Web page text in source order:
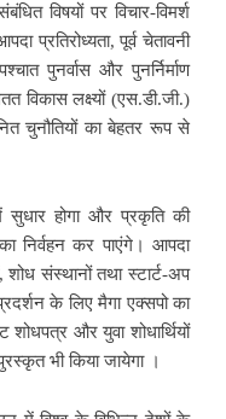
विषयों पर विचार-विमर्श
प्रतिरोध्यता, पूर्व चेतावनी
पुनर्वास और पुनर्निर्माण
विकास लक्ष्यों (एस.डी.जी.)
चुनौतियों का बेहतर रूप से
सुधार होगा और प्रकृति की
निर्वहन कर पाएंगे। आपदा
शोध संस्थानों तथा स्टार्ट-अप
के लिए मैगा एक्सपो का
और युवा शोधार्थियों
भी किया जायेगा ।